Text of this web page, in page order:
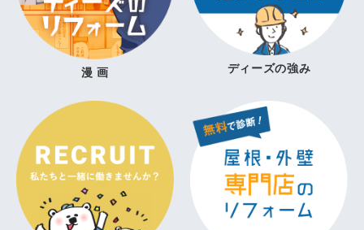
漫 画 ディーズの強み